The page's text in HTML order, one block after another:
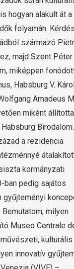
hogyan alakult át a
folyamán.
származó
majd Szent Péter
miképpen
Habsburg V.
Amadeus
miként
Birodalom.
a rezidencia
kormányzati
ban pedig sajátos
gyűjteményi
milyen
Museo Centrale
innovatív